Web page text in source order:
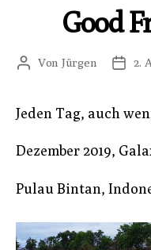
Good
Beitragsautor
Von Jürgen 2.
Jeden Tag, auch
Dezember 2019,
Pulau Bintan,